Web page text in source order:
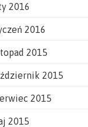
2016
2016
2015
2015
2015
2015